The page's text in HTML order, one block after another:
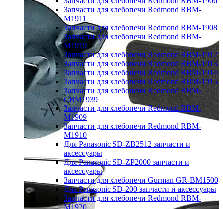
Запчасти для хлебопечи Redmond RBM-
M1911
Запчасти для хлебопечи Redmond RBM-1908
Запчасти для хлебопечи Redmond RBM-
M1919
Запчасти для хлебопечи Redmond RBM-1912
Запчасти для хлебопечи Redmond RBM-1913
Запчасти для хлебопечи Redmond RBM-1914
Запчасти для хлебопечи Redmond RBM-1915
Запчасти для хлебопечи Redmond RBM-
CBM1939
Запчасти для хлебопечи Redmond RBM-
M1909
Запчасти для хлебопечи Redmond RBM-
M1910
Для Panasonic SD-ZB2512 запчасти и
аксессуары
Для Panasonic SD-ZP2000 запчасти и
аксессуары
Запчасти для хлебопечи Gurman GR-BM1500
Для Panasonic SD-200 запчасти и аксессуары
Запчасти для хлебопечи Redmond RBM-
M1920